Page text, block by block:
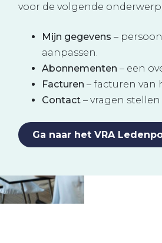
voor de volgende
Mijn gegevens –
aanpassen.
Abonnementen – een
Facturen – facturen van
Contact – vragen
Ga naar het VRA